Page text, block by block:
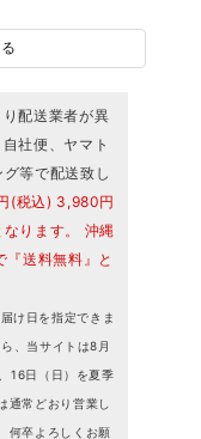
り配送業者が異
社便、ヤマト
等で配送致し
(税込) 3,980円
ります。 沖縄
送料無料』と
け日を指定できま
、当サイトは8月
16日（日）を夏季
通常どおり営業し
何卒よろしくお願